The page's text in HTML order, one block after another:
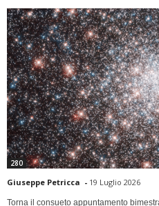
280
Giuseppe Petricca - 19 Luglio 2026
Torna il consueto appuntamento